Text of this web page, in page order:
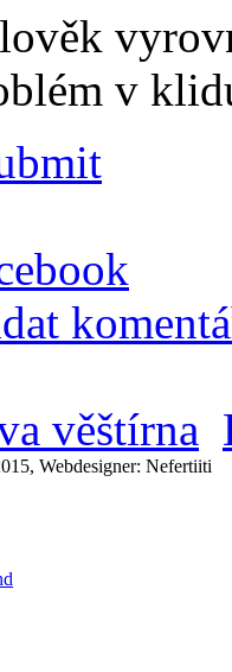
v
věštírna
Webdesigner: Nefertiiti